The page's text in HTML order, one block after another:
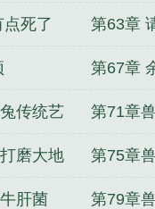
死了 第63章
第67章
传统艺 第71章
磨大地 第75章
食物
肝菌 第79章